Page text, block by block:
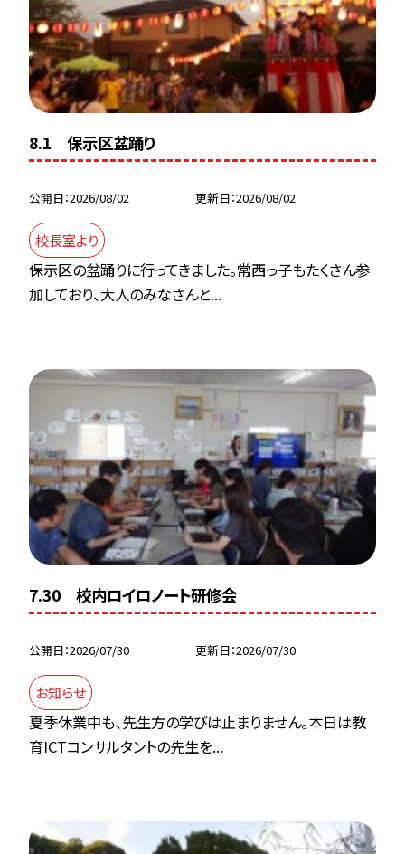
8.1 保示区盆踊り
公開日 2026/08/02 更新日 2026/08/02
校長室より
保示区の盆踊りに行ってきました。常西っ子もたくさん参
加しており、大人のみなさんと...
7.30 校内ロイロノート研修会
公開日 2026/07/30 更新日 2026/07/30
お知らせ
夏季休業中も、先生方の学びは止まりません。本日は教
育ICTコンサルタントの先生を...